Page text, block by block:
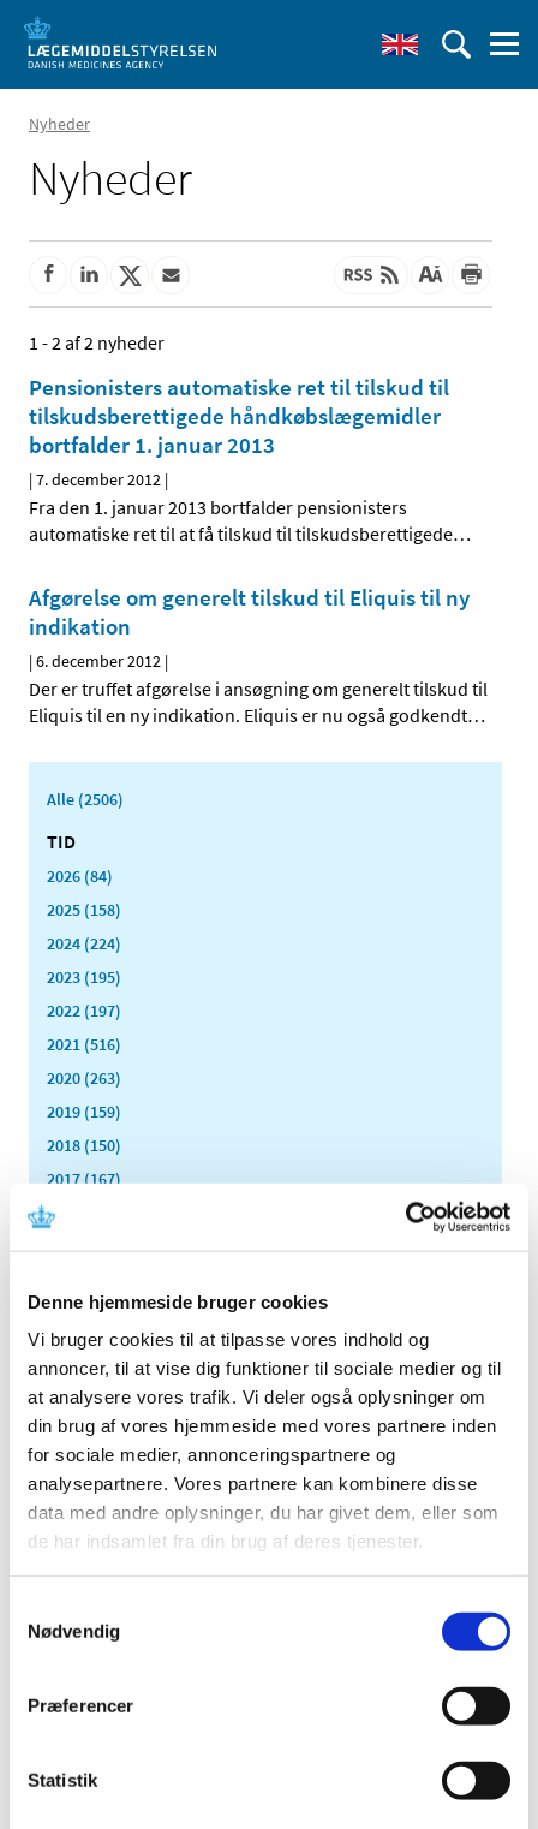
Denne hjemmeside bruger cookies
Vi bruger cookies til at tilpasse vores indhold og
annoncer, til at vise dig funktioner til sociale medier og til
at analysere vores trafik. Vi deler også oplysninger om
din brug af vores hjemmeside med vores partnere inden
for sociale medier, annonceringspartnere og
analysepartnere. Vores partnere kan kombinere disse
data med andre oplysninger, du har givet dem, eller som
de har indsamlet fra din brug af deres tjenester.
Nødvendig
Præferencer
Statistik
Nyheder
Nyheder
1 - 2 af 2 nyheder
Pensionisters automatiske ret til tilskud til
tilskudsberettigede håndkøbslægemidler
bortfalder 1. januar 2013
|7. december 2012 |
Fra den 1. januar 2013 bortfalder pensionisters
automatiske ret til at få tilskud til tilskudsberettigede…
Afgørelse om generelt tilskud til Eliquis til ny
indikation
|6. december 2012 |
Der er truffet afgørelse i ansøgning om generelt tilskud til
Eliquis til en ny indikation. Eliquis er nu også godkendt…
Alle (2506)
TID
2026 (84)
2025 (158)
2024 (224)
2023 (195)
2022 (197)
2021 (516)
2020 (263)
2019 (159)
2018 (150)
2017 (167)
2016 (167)
2015 (33)
2013 (49)
2012 (44)
december (2)
november (6)
oktober (4)
august (1)
juli (5)
april (3)
2010 (7)